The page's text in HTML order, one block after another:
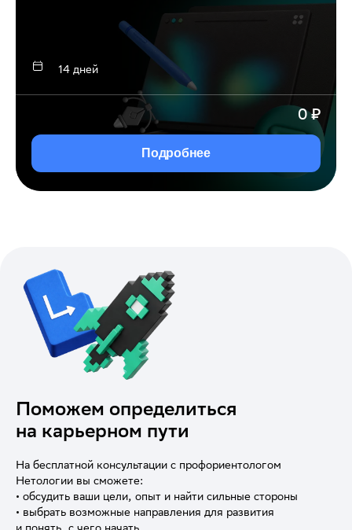
14 дней
0 ₽
Подробнее
Поможем определиться
на карьерном пути
На бесплатной консультации с профориентологом
Нетологии вы сможете:
• обсудить ваши цели, опыт и найти сильные стороны
• выбрать возможные направления для развития